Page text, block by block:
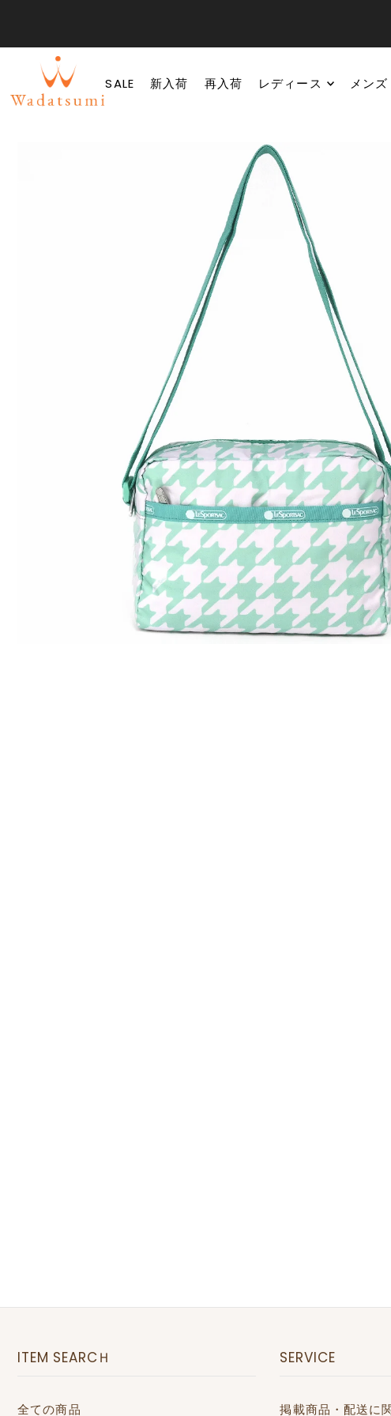
SALE 新入荷 再入荷 レディース メンズ
ITEM SEARCＨ
全ての商品
SERVICE
掲載商品・配送に